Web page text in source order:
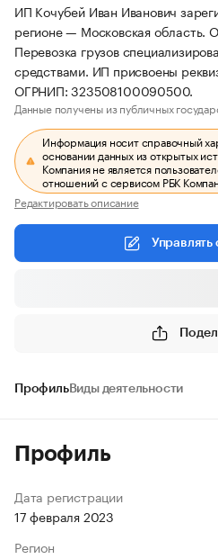
ИП Кочубей Иван Иванович
регионе — Московская область.
Перевозка грузов
средствами. ИП присвоены
ОГРНИП: 323508100090500.
Данные получены из публичных
Информация носит справочный
основании данных из открытых
Компания не является
отношений с сервисом РБК
Редактировать описание
Управлять
ПрофильВиды деятельности
Профиль
Дата регистрации
17 февраля 2023
Регион